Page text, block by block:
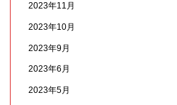
2023年11月
2023年10月
2023年9月
2023年6月
2023年5月